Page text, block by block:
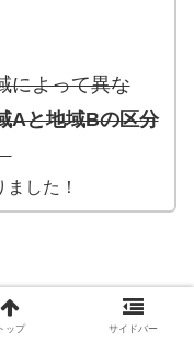
によって異な
Aと地域Bの区分
ました！
院、船橋院、新宿西口
トップ サイドバー